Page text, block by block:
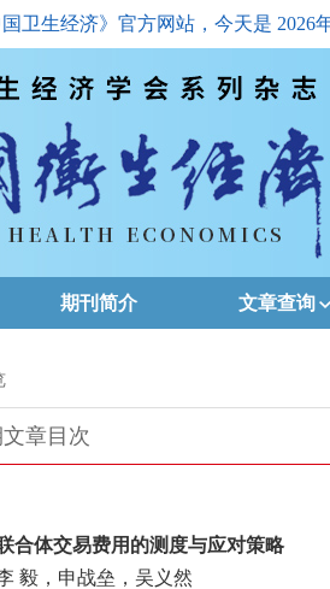
卫生经济》官方网站，今天是 2026
期刊简介 文章查询
高级查询
章目次
合体交易费用的测度与应对策略
毅，申战垒，吴义然